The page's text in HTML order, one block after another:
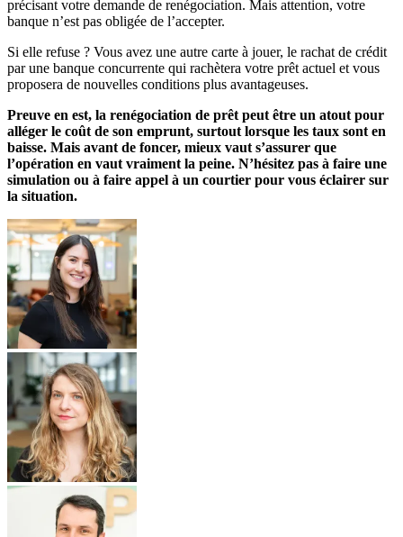
précisant votre demande de renégociation. Mais attention, votre
banque n’est pas obligée de l’accepter.
Si elle refuse ? Vous avez une autre carte à jouer, le rachat de crédit
par une banque concurrente qui rachètera votre prêt actuel et vous
proposera de nouvelles conditions plus avantageuses.
Preuve en est, la renégociation de prêt peut être un atout pour
alléger le coût de son emprunt, surtout lorsque les taux sont en
baisse. Mais avant de foncer, mieux vaut s’assurer que
l’opération en vaut vraiment la peine. N’hésitez pas à faire une
simulation ou à faire appel à un courtier pour vous éclairer sur
la situation.